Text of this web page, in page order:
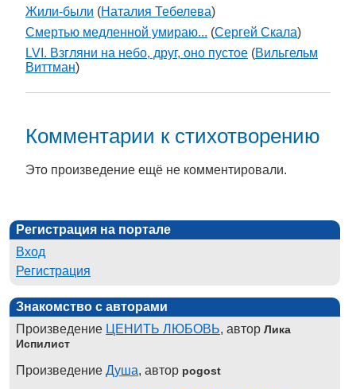
Жили-были (Наталия Тебелева)
Смертью медленной умираю... (Сергей Скала)
LVI. Взгляни на небо, друг, оно пустое (Вильгельм
Виттман)
Комментарии к стихотворению
Это произведение ещё не комментировали.
Регистрация на портале
Вход
Регистрация
Знакомство с авторами
Произведение ЦЕНИТЬ ЛЮБОВЬ, автор Лика
Испилист
Произведение Душа, автор pogost